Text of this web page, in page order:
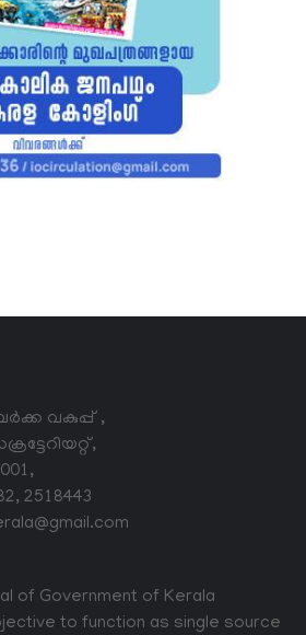
വകുപ്പ് ,
2518443
of Government of Kerala
to function as single source